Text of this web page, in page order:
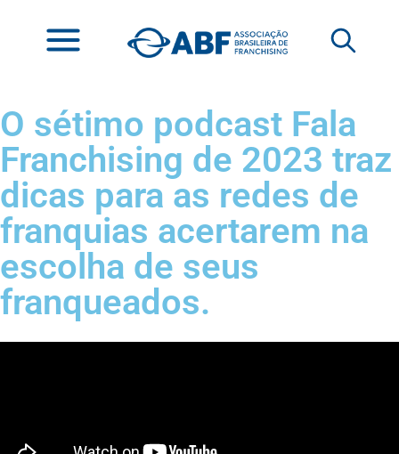
O sétimo podcast Fala
Franchising de 2023 traz
dicas para as redes de
franquias acertarem na
escolha de seus
franqueados.